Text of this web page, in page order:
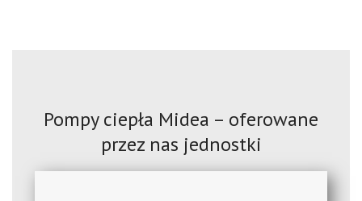
Pompy ciepła Midea – oferowane
przez nas jednostki